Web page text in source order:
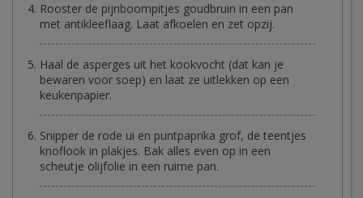
Rooster de pijnboompitjes goudbruin in een pan
met antikleeflaag. Laat afkoelen en zet opzij.
Haal de asperges uit het kookvocht (dat kan je
bewaren voor soep) en laat ze uitlekken op een
keukenpapier.
Snipper de rode ui en puntpaprika grof, de teentjes
knoflook in plakjes. Bak alles even op in een
scheutje olijfolie in een ruime pan.